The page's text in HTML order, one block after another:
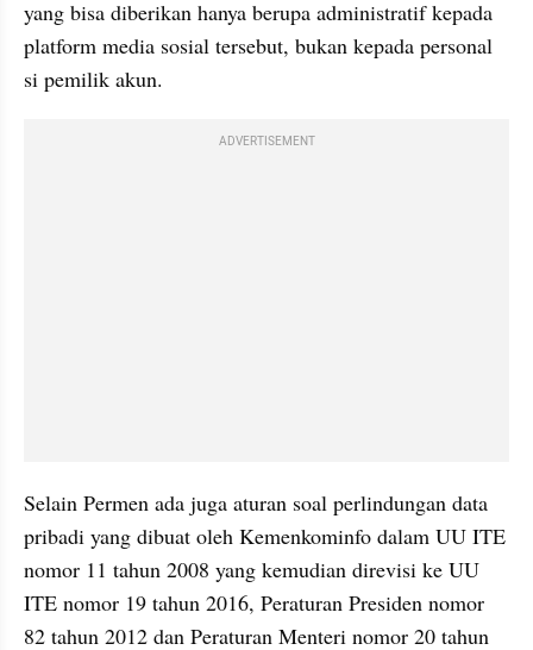
yang bisa diberikan hanya berupa administratif kepada
platform media sosial tersebut, bukan kepada personal
si pemilik akun.
ADVERTISEMENT
Selain Permen ada juga aturan soal perlindungan data
pribadi yang dibuat oleh Kemenkominfo dalam UU ITE
nomor 11 tahun 2008 yang kemudian direvisi ke UU
ITE nomor 19 tahun 2016, Peraturan Presiden nomor
82 tahun 2012 dan Peraturan Menteri nomor 20 tahun